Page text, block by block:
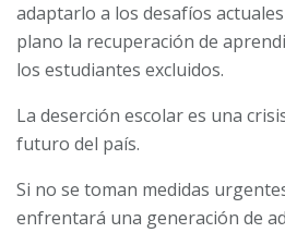
adaptarlo a los desafíos
plano la recuperación de
los estudiantes excluidos.
La deserción escolar es una
futuro del país.
Si no se toman medidas
enfrentará una generación de